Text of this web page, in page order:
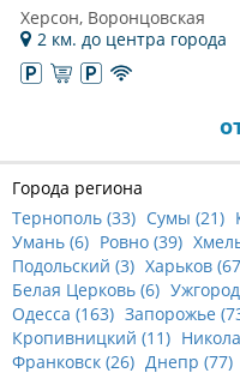
Херсон, Воронцовская
2 км. до центра города
Города региона
Тернополь (33) Сумы (21)
Умань (6) Ровно (39)
Подольский (3) Харьков (67
Белая Церковь (6)
Одесса (163) Запорожье (
Кропивницкий (11)
Франковск (26) Днепр (77)